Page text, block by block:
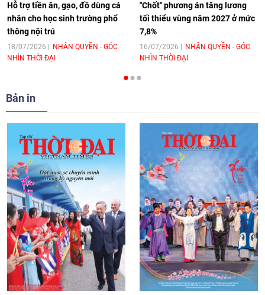
[Video] Trao tặng Kỷ niệm chương "Vì
hòa bình, hữu nghị giữa các dân tộc"
cho Đại sứ Hungary tại Việt Nam
[Video] Nhân dân Việt Nam luôn trân
trọng tình cảm của nước Nga
08:02 | 13/06/2026
Video: Cơ hội giao lưu quốc tế cho học
sinh Việt Nam tại trại hè Artek
14:41|12/06/2026
[Video] Đối ngoại nhân dân Thủ đô
hướng tới kết nối hiệu quả nguồn lực
Hỗ trợ tiền ăn, gạo, đồ dùng cá
nhân cho học sinh trường phổ
thông nội trú
18/07/2026
NHÂN QUYỀN - GÓC
NHÌN THỜI ĐẠI
"Chốt" phương án tăng lương
tối thiểu vùng năm 2027 ở mức
7,8%
16/07/2026
NHÂN QUYỀN - GÓC
NHÌN THỜI ĐẠI
Bản in